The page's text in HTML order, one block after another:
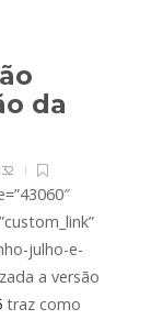
da
julho-e-
a versão
traz como